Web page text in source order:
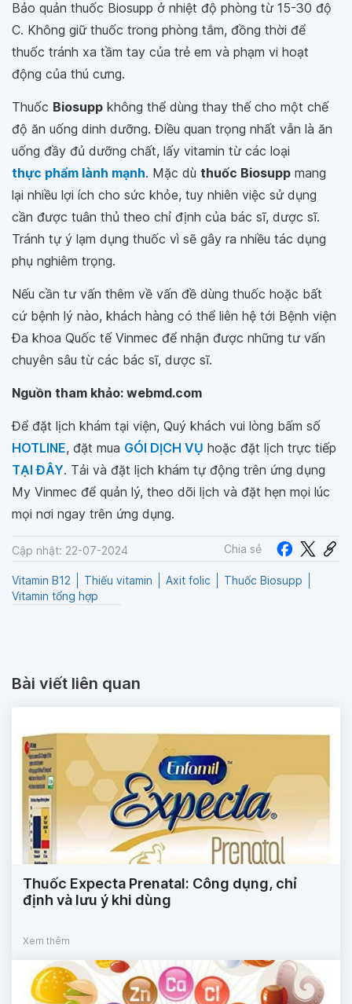
Bảo quản thuốc Biosupp ở nhiệt độ phòng từ 15-30 độ
C. Không giữ thuốc trong phòng tắm, đồng thời để
thuốc tránh xa tầm tay của trẻ em và phạm vi hoạt
động của thú cưng.
Thuốc Biosupp không thể dùng thay thế cho một chế
độ ăn uống dinh dưỡng. Điều quan trọng nhất vẫn là ăn
uống đầy đủ dưỡng chất, lấy vitamin từ các loại
thực phẩm lành mạnh. Mặc dù thuốc Biosupp mang
lại nhiều lợi ích cho sức khỏe, tuy nhiên việc sử dụng
cần được tuân thủ theo chỉ định của bác sĩ, dược sĩ.
Tránh tự ý lạm dụng thuốc vì sẽ gây ra nhiều tác dụng
phụ nghiêm trọng.
Nếu cần tư vấn thêm về vấn đề dùng thuốc hoặc bất
cứ bệnh lý nào, khách hàng có thể liên hệ tới Bệnh viện
Đa khoa Quốc tế Vinmec để nhận được những tư vấn
chuyên sâu từ các bác sĩ, dược sĩ.
Nguồn tham khảo: webmd.com
Để đặt lịch khám tại viện, Quý khách vui lòng bấm số
HOTLINE, đặt mua GÓI DỊCH VỤ hoặc đặt lịch trực tiếp
TẠI ĐÂY. Tải và đặt lịch khám tự động trên ứng dụng
My Vinmec để quản lý, theo dõi lịch và đặt hẹn mọi lúc
mọi nơi ngay trên ứng dụng.
Cập nhật: 22-07-2024 Chia sẻ
Vitamin B12 Thiếu vitamin Axit folic
Thuốc Biosupp
Vitamin tổng hợp
Bài viết liên quan
Thuốc Expecta Prenatal: Công dụng, chỉ
định và lưu ý khi dùng
Xem thêm